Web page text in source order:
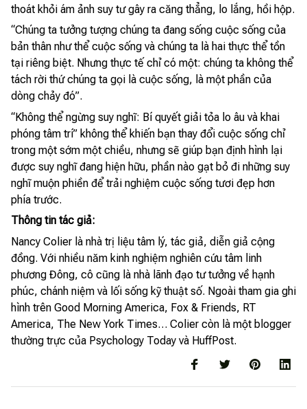
thoát khỏi ám ảnh suy tư gây ra căng thẳng, lo lắng, hồi hộp.
“Chúng ta tưởng tượng chúng ta đang sống cuộc sống của
bản thân như thể cuộc sống và chúng ta là hai thực thể tồn
tại riêng biệt. Nhưng thực tế chỉ có một: chúng ta không thể
tách rời thứ chúng ta gọi là cuộc sống, là một phần của
dòng chảy đó”.
“Không thể ngừng suy nghĩ: Bí quyết giải tỏa lo âu và khai
phóng tâm trí” không thể khiến bạn thay đổi cuộc sống chỉ
trong một sớm một chiều, nhưng sẽ giúp bạn định hình lại
được suy nghĩ đang hiện hữu, phần nào gạt bỏ đi những suy
nghĩ muộn phiền để trải nghiệm cuộc sống tươi đẹp hơn
phía trước.
Thông tin tác giả:
Nancy Colier là nhà trị liệu tâm lý, tác giả, diễn giả cộng
đồng. Với nhiều năm kinh nghiệm nghiên cứu tâm linh
phương Đông, cô cũng là nhà lãnh đạo tư tưởng về hạnh
phúc, chánh niệm và lối sống kỹ thuật số. Ngoài tham gia ghi
hình trên Good Morning America, Fox & Friends, RT
America, The New York Times… Colier còn là một blogger
thường trực của Psychology Today và HuffPost.